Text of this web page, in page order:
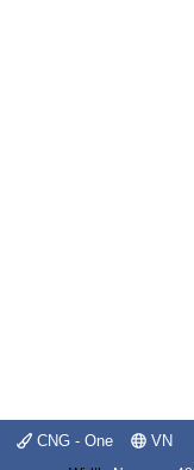
CNG - One VN